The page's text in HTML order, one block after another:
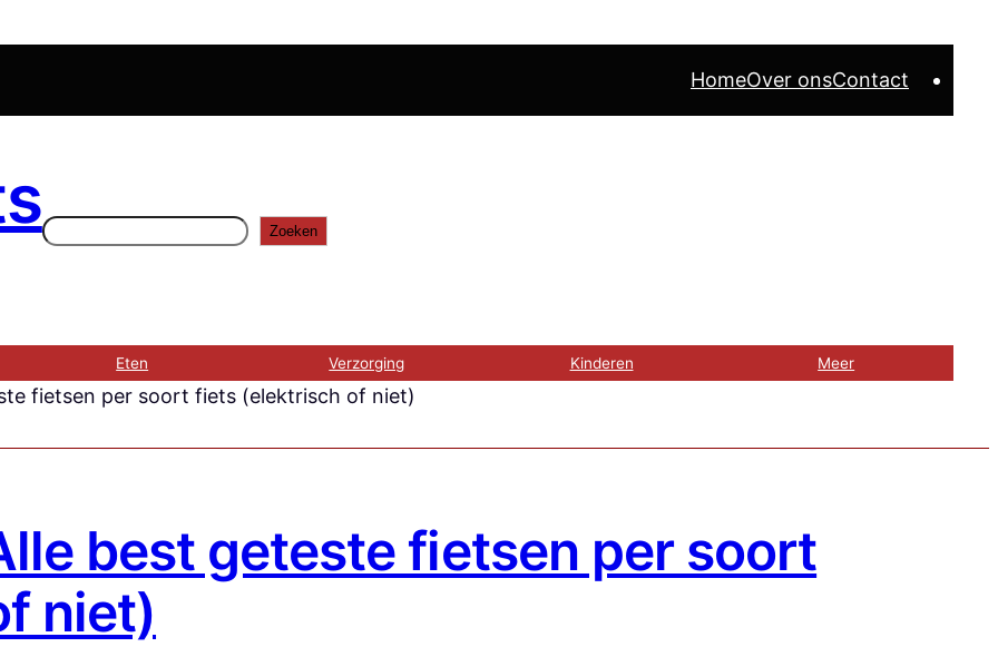
HomeOver onsContact
Zoeken Zoeken
Eten Verzorging Kinderen Meer
fietsen per soort fiets (elektrisch of niet)
best geteste fietsen per soort
niet)